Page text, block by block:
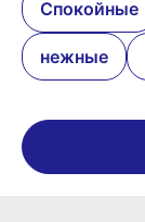
Спокойные
нежные